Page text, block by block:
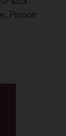
Pierino